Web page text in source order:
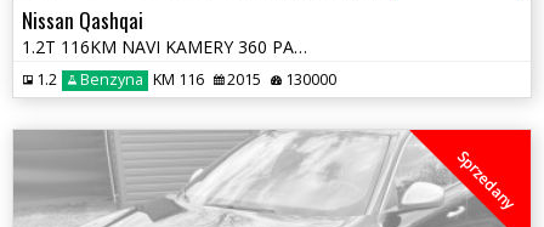
Nissan Qashqai
1.2T 116KM NAVI KAMERY 360 PANORAMA LED ALU 2xPDC Grz.Fotele SKÓRA PDC
1.2 Benzyna KM 116 2015 130000
Sprzedany